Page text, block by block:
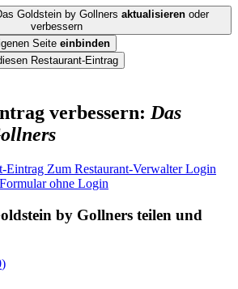
Goldstein by Gollners aktualisieren oder
verbessern
Seite einbinden
Restaurant-Eintrag
verbessern: Das
Eintrag Zum Restaurant-Verwalter Login
ohne Login
by Gollners teilen und
)